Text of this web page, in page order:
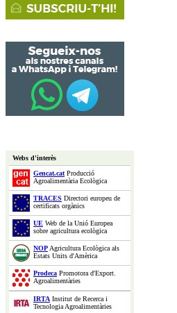
Webs d'interès
Gencat.catProducció
Agroalimentària Ecològica
TRACES Directori europeu de
certificats orgànics
UE Web de la Unió Europea
sobre agricultura ecològica
NOPAgricultura Ecològica als
Estats Units d'Amèrica
Prodeca Promotora d'Export.
Agroalimentàries
IRTA Institut de Recerca i
Tecnologia Agroalimentàries